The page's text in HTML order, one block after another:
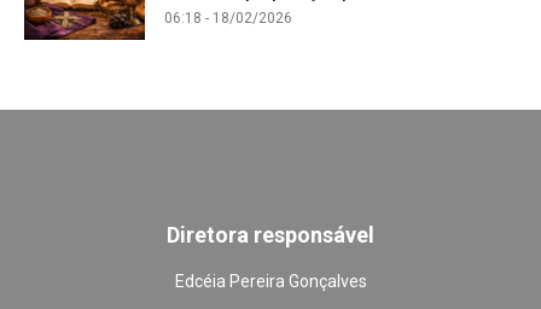
06:18 - 18/02/2026
Diretora responsável
Edcéia Pereira Gonçalves